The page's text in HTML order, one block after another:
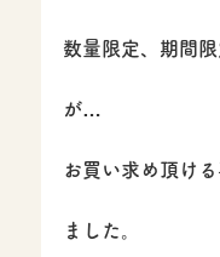
数量限定、期間
が…
お買い求め頂け
ました。